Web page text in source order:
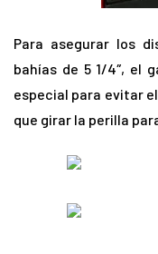
Para asegurar los
bahías de 5 1/4″, el
especial para evitar
que girar la perilla